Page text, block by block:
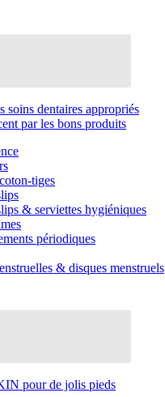
soins dentaires appropriés
par les bons produits
tiges
& serviettes hygiéniques
périodiques
& disques menstruels
pour de jolis pieds